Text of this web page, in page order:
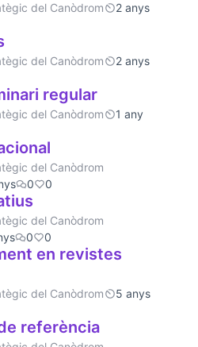
del Canòdrom
2 anys
del Canòdrom
2 anys
regular
del Canòdrom
1 any
del Canòdrom
0 0
del Canòdrom
0 0
en revistes
del Canòdrom
5 anys
referència